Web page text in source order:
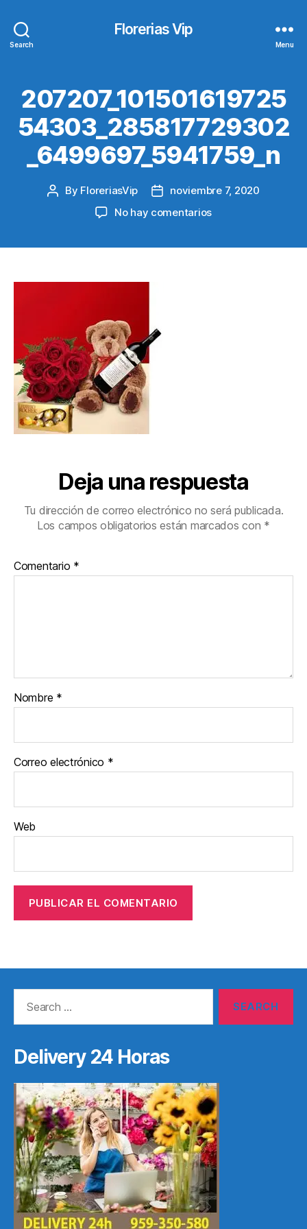
Search
Florerias Vip
Menu
207207_101501619725
54303_285817729302
_6499697_5941759_n
Post
By FloreriasVip
Postnoviembre 7, 2020
No hay comentariosen
Deja una respuesta
Tu dirección de correo electrónico no será publicada.
Los campos obligatorios están marcados con *
Comentario *
Nombre *
Correo electrónico *
Web
Delivery 24 Horas